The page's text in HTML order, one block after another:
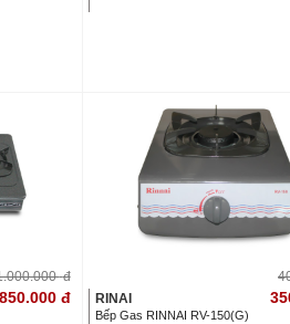
đ
850.000 đ
RINAI
Bếp Gas RINNAI RV-150(G)